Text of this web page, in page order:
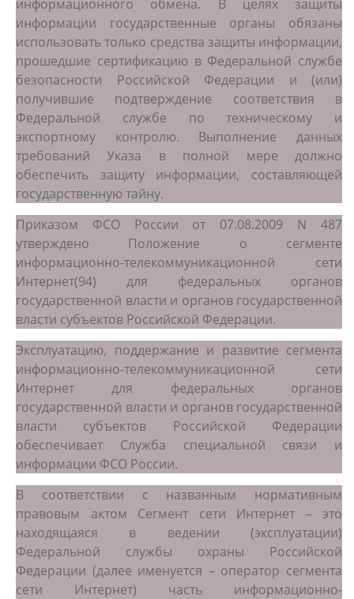
информационного обмена. В целях защиты
информации государственные органы обязаны
использовать только средства защиты информации,
прошедшие сертификацию в Федеральной службе
безопасности Российской Федерации и (или)
получившие подтверждение соответствия в
Федеральной службе по техническому и
экспортному контролю. Выполнение данных
требований Указа в полной мере должно
обеспечить защиту информации, составляющей
государственную тайну.
Приказом ФСО России от 07.08.2009 N 487
утверждено Положение о сегменте
информационно-телекоммуникационной сети
Интернет(94) для федеральных органов
государственной власти и органов государственной
власти субъектов Российской Федерации.
Эксплуатацию, поддержание и развитие сегмента
информационно-телекоммуникационной сети
Интернет для федеральных органов
государственной власти и органов государственной
власти субъектов Российской Федерации
обеспечивает Служба специальной связи и
информации ФСО России.
В соответствии с названным нормативным
правовым актом Сегмент сети Интернет – это
находящаяся в ведении (эксплуатации)
Федеральной службы охраны Российской
Федерации (далее именуется – оператор сегмента
сети Интернет) часть информационно-